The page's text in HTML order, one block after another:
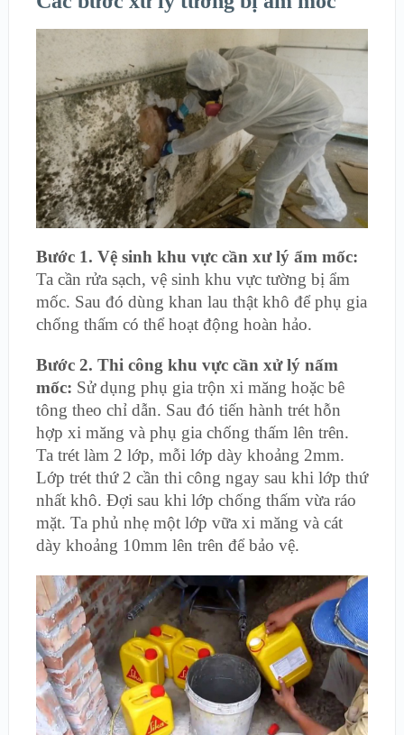
Bước 1. Vệ sinh khu vực cần xư lý ẩm mốc:
Ta cần rửa sạch, vệ sinh khu vực tường bị ẩm
mốc. Sau đó dùng khan lau thật khô để phụ gia
chống thấm có thể hoạt động hoàn hảo.
Bước 2. Thi công khu vực cần xử lý nấm
mốc: Sử dụng phụ gia trộn xi măng hoặc bê
tông theo chỉ dẫn. Sau đó tiến hành trét hỗn
hợp xi măng và phụ gia chống thấm lên trên.
Ta trét làm 2 lớp, mỗi lớp dày khoảng 2mm.
Lớp trét thứ 2 cần thi công ngay sau khi lớp thứ
nhất khô. Đợi sau khi lớp chống thấm vừa ráo
mặt. Ta phủ nhẹ một lớp vữa xi măng và cát
dày khoảng 10mm lên trên để bảo vệ.